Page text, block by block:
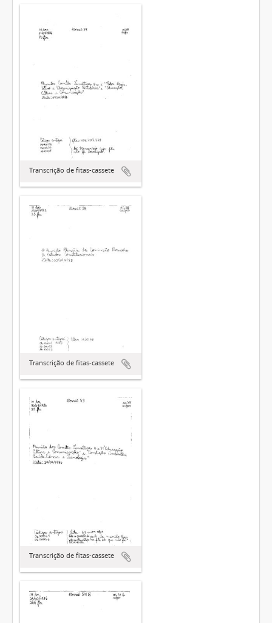
Transcrição de fitas-cassete
Transcrição de fitas-cassete
Transcrição de fitas-cassete